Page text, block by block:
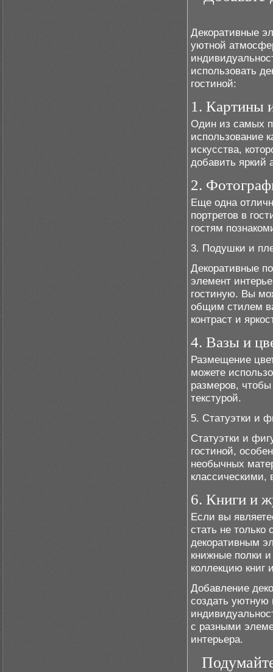
Декоративные
уютной
использовать
гостиной:
1. Картины
Один из самых
использование
искусства,
добавить яркий
2.
Еще одна
портретов в
гостям
3. Подушки и
Декоративные
элемент
гостиную. Вы
общим стилем
контраст и
4. Вазы и
Размещение
можете
размеров,
текстурой.
5. Статуэтки и
Статуэтки и
гостиной,
необычных
классическими,
6. Книги и
Если вы
стать не
декоративным
книжные полки
коллекцию книг
Добавление
создать уютную
с разными
интерьера.